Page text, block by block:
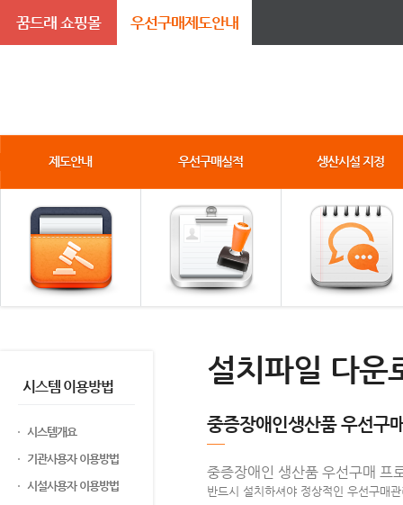
꿈드래 쇼핑몰 우선구매제도안내
제도안내 우선구매실적 생산시설 지정
시스템 이용방법
시스템개요
기관사용자 이용방법
시설사용자 이용방법
설치파일 다운
중증장애인생산품 우선구
중증장애인 생산품 우선구매 프
반드시 설치하셔야 정상적인 우선구매